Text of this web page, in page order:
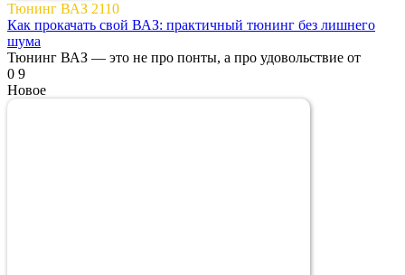
Тюнинг ВАЗ 2110
Как прокачать свой ВАЗ: практичный тюнинг без лишнего
шума
Тюнинг ВАЗ — это не про понты, а про удовольствие от
0 9
Новое